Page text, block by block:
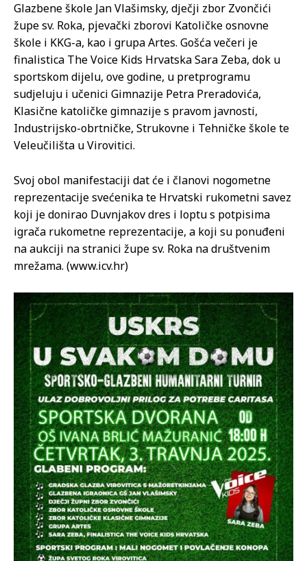
Glazbene škole Jan Vlašimsky, dječji zbor Zvončići
župe sv. Roka, pjevački zborovi Katoličke osnovne
škole i KKG-a, kao i grupa Artes. Gošća večeri je
finalistica The Voice Kids Hrvatska Sara Zeba, dok u
sportskom dijelu, ove godine, u pretprogramu
sudjeluju i učenici Gimnazije Petra Preradovića,
Klasične katoličke gimnazije s pravom javnosti,
Industrijsko-obrtničke, Strukovne i Tehničke škole te
Veleučilišta u Virovitici.
Svoj obol manifestaciji dat će i članovi nogometne
reprezentacije svećenika te Hrvatski rukometni savez
koji je donirao Duvnjakov dres i loptu s potpisima
igrača rukometne reprezentacije, a koji su ponuđeni
na aukciji na stranici župe sv. Roka na društvenim
mrežama. (www.icv.hr)